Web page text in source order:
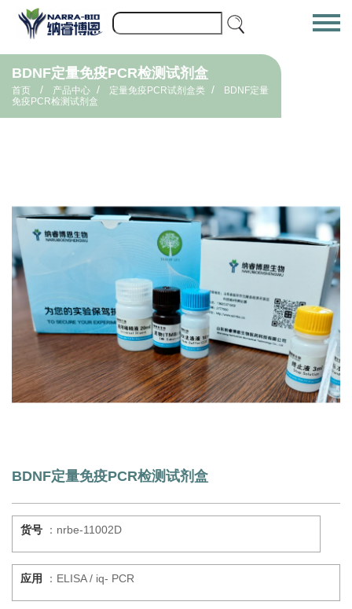
BDNF定量免疫PCR检测试剂盒
首页 / 产品中心 / 定量免疫PCR试剂盒类 /
BDNF定量
免疫PCR检测试剂盒
BDNF定量免疫PCR检测试剂盒
货号 ：nrbe-11002D
应用 ：ELISA / iq- PCR